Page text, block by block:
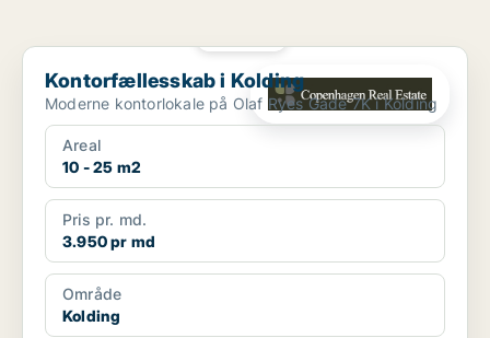
Kontorfællesskab i Kolding
Kontorfællesskab i Kolding
Moderne kontorlokale på Olaf Ryes Gade 7K i Kolding
Areal
10 - 25 m2
Pris pr. md.
3.950 pr md
Område
Kolding